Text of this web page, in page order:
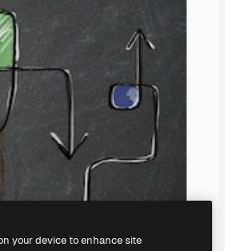
your device to enhance site